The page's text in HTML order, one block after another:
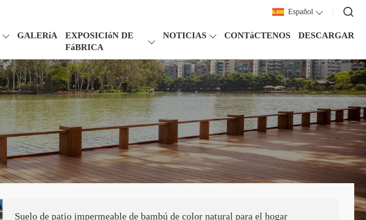
Español
GALERíA
EXPOSICIóN DE
FáBRICA
NOTICIAS CONTáCTENOS DESCARGAR
Suelo de patio impermeable de bambú de color natural para el hogar